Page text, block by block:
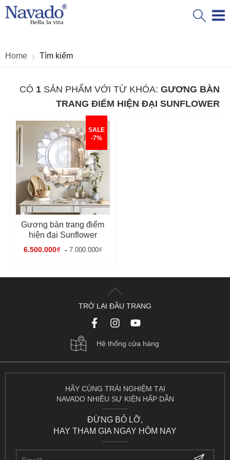
Home Tìm kiếm
CÓ 1 SẢN PHẨM VỚI TỪ KHÓA: GƯƠNG BÀN
TRANG ĐIỂM HIỆN ĐẠI SUNFLOWER
Gương bàn trang điểm
hiện đại Sunflower
6.500.000₫ - 7.000.000₫
SALE
-7%
TRỞ LẠI ĐẦU TRANG
Hệ thống cửa hàng
HÃY CÙNG TRẢI NGHIỆM TẠI
NAVADO NHIỀU SỰ KIỆN HẤP DẪN
ĐỪNG BỎ LỠ,
HAY THAM GIA NGAY HÔM NAY